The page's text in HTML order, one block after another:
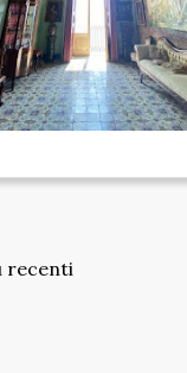
recenti